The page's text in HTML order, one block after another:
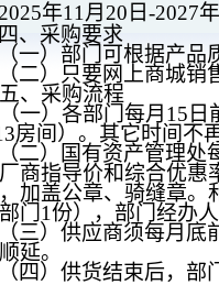
2025年11 月 20 日-2027年
四、采购要求
（一）部门可根据产
（二）只要网上商城
五、采购流程
（一）各部门每月 15 日
房间） 。其它时间不
（二）国有资产管理处
商指导价和综合优惠
加盖公章、骑缝章。
门 1份），部门经办
（三）供应商须每月底
延。
（四）供货结束后，